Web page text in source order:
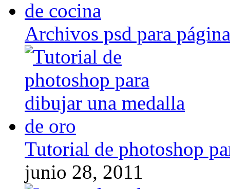
Archivos psd para
Tutorial de photoshop
junio 28, 2011